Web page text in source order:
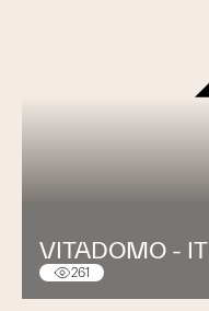
VITADOMO - IT
261